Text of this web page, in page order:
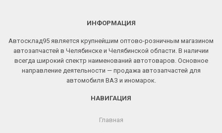
ИНФОРМАЦИЯ
Автосклад95 является крупнейшим оптово-розничным магазином
автозапчастей в Челябинске и Челябинской области. В наличии
всегда широкий спектр наименований автотоваров. Основное
направление деятельности — продажа автозапчастей для
автомобиля ВАЗ и иномарок.
НАВИГАЦИЯ
Главная